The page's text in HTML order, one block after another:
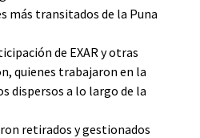
más transitados de la Puna
de EXAR y otras
quienes trabajaron en la
dispersos a lo largo de la
retirados y gestionados